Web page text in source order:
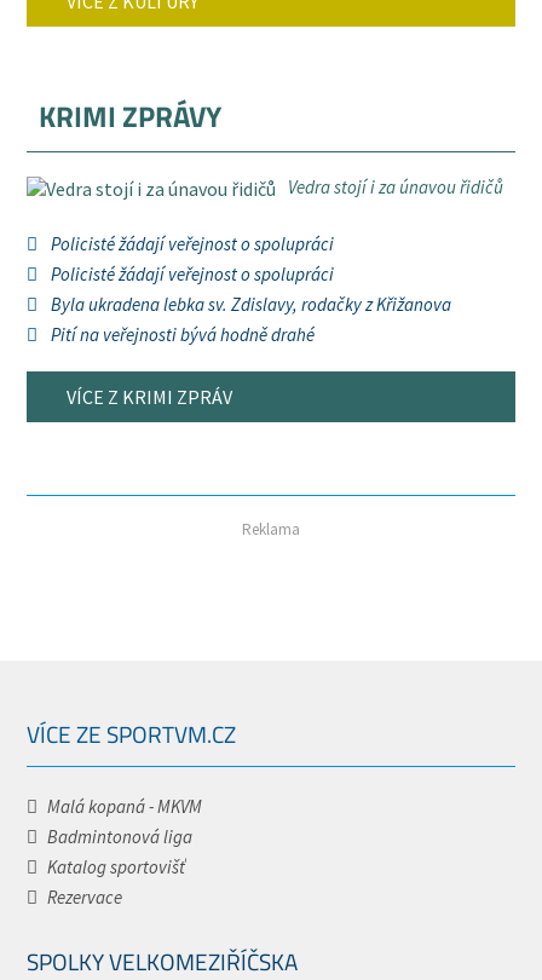
KRIMI ZPRÁVY
Vedra stojí i za únavou řidičů
Policisté žádají veřejnost o spolupráci
Policisté žádají veřejnost o spolupráci
Byla ukradena lebka sv. Zdislavy, rodačky z Křižanova
Pití na veřejnosti bývá hodně drahé
VÍCE Z KRIMI ZPRÁV
Reklama
VÍCE ZE SPORTVM.CZ
Malá kopaná - MKVM
Badmintonová liga
Katalog sportovišť
Rezervace
SPOLKY VELKOMEZIŘÍČSKA